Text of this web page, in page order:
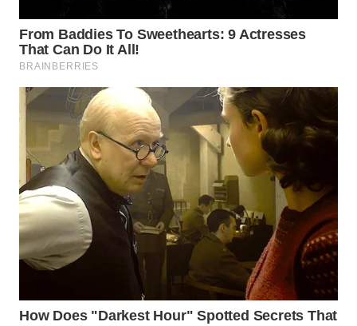
WN
SAMOSIR
PADANG
LAWAS
WN
SUMEDANG
WN
CIANJUR
WN
SERIBU